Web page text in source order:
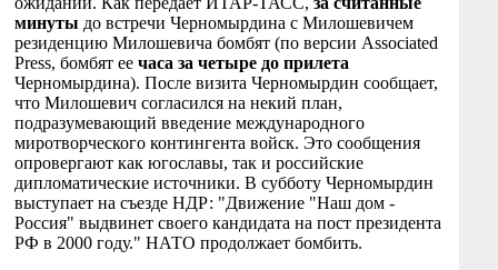
минуты до встречи Черномырдина с Милошевичем
резиденцию Милошевича бомбят (по версии Associated
Press, бомбят ее часа за четыре до прилета
Черномырдина). После визита Черномырдин сообщает,
что Милошевич согласился на некий план,
подразумевающий введение международного
миротворческого контингента войск. Это сообщения
опровергают как югославы, так и российские
дипломатические источники. В субботу Черномырдин
выступает на съезде НДР: "Движение "Наш дом -
Россия" выдвинет своего кандидата на пост президента
РФ в 2000 году." НАТО продолжает бомбить.